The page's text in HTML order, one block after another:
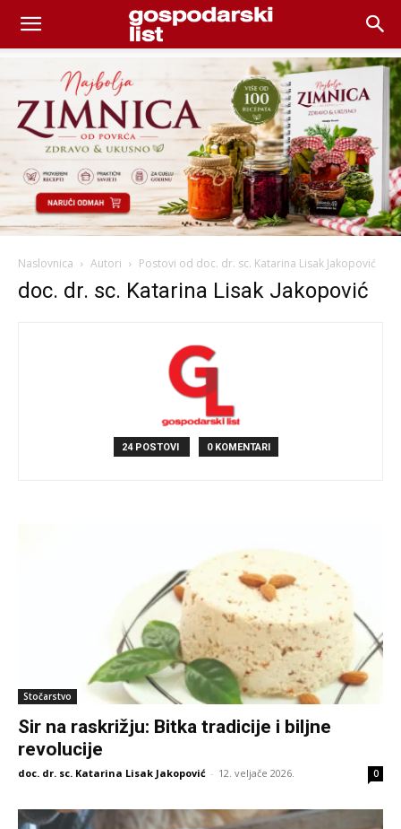
Naslovnica Autori Postovi od doc. dr. sc. Katarina Lisak Jakopović
doc. dr. sc. Katarina Lisak Jakopović
24 POSTOVI 0 KOMENTARI
Stočarstvo
Sir na raskrižju: Bitka tradicije i biljne
revolucije
doc. dr. sc. Katarina Lisak Jakopović - 12. veljače 2026. 0